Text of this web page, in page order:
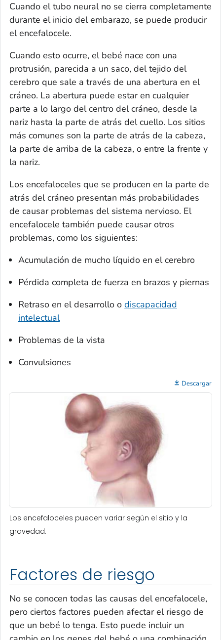
Cuando el tubo neural no se cierra completamente
durante el inicio del embarazo, se puede producir
el encefalocele.
Cuando esto ocurre, el bebé nace con una
protrusión, parecida a un saco, del tejido del
cerebro que sale a través de una abertura en el
cráneo. La abertura puede estar en cualquier
parte a lo largo del centro del cráneo, desde la
nariz hasta la parte de atrás del cuello. Los sitios
más comunes son la parte de atrás de la cabeza,
la parte de arriba de la cabeza, o entre la frente y
la nariz.
Los encefaloceles que se producen en la parte de
atrás del cráneo presentan más probabilidades
de causar problemas del sistema nervioso. El
encefalocele también puede causar otros
problemas, como los siguientes:
Acumulación de mucho líquido en el cerebro
Pérdida completa de fuerza en brazos y piernas
Retraso en el desarrollo o discapacidad
intelectual
Problemas de la vista
Convulsiones
Descargar
Los encefaloceles pueden variar según el sitio y la
gravedad.
Factores de riesgo
No se conocen todas las causas del encefalocele,
pero ciertos factores pueden afectar el riesgo de
que un bebé lo tenga. Esto puede incluir un